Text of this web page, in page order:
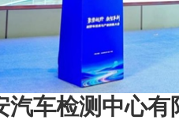
汽车检测中心